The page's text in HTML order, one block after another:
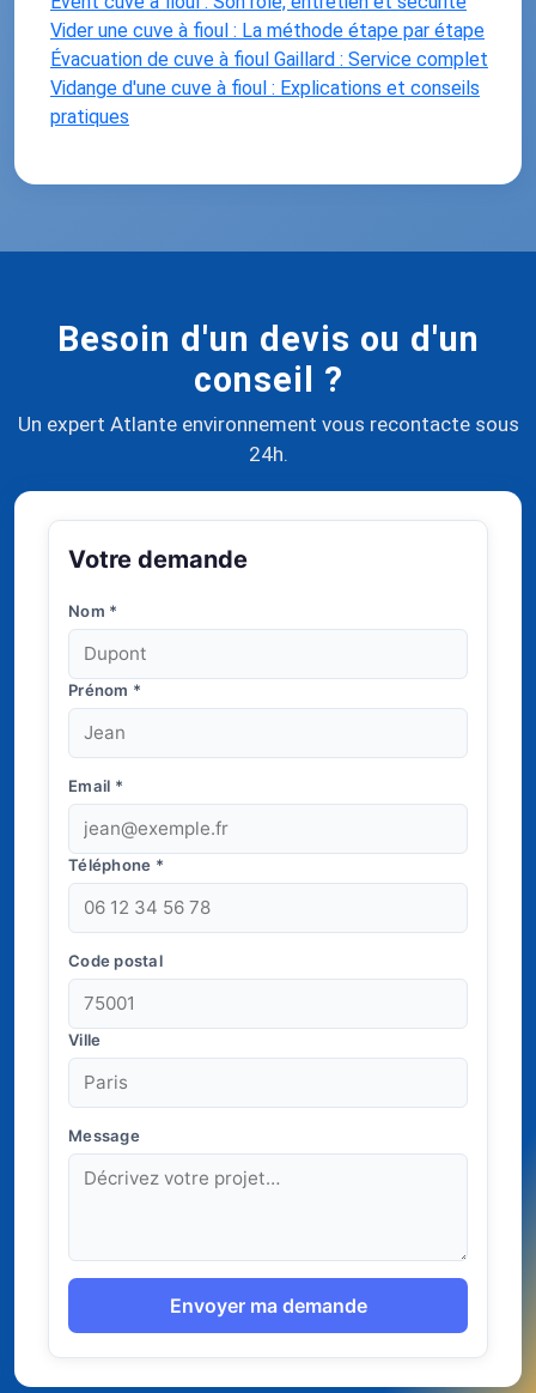
Vider une cuve à fioul : La méthode étape par étape
Évacuation de cuve à fioul Gaillard : Service complet
Vidange d'une cuve à fioul : Explications et conseils
pratiques
Besoin d'un devis ou d'un
conseil ?
Un expert Atlante environnement vous recontacte sous
24h.
Votre demande
Nom *
Prénom *
Email *
Téléphone *
Code postal
Ville
Message
Envoyer ma demande